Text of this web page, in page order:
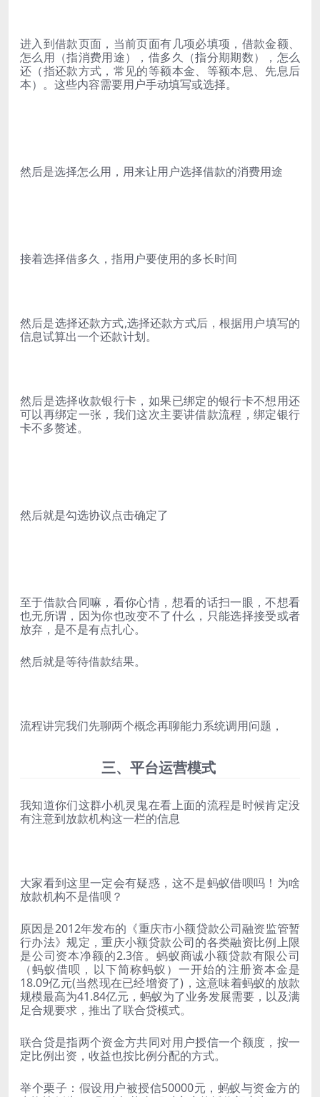
进入到借款页面，当前页面有几项必填项，借款金额、
怎么用（指消费用途），借多久（指分期期数），怎么
还（指还款方式，常见的等额本金、等额本息、先息后
本）。这些内容需要用户手动填写或选择。
然后是选择怎么用，用来让用户选择借款的消费用途
接着选择借多久，指用户要使用的多长时间
然后是选择还款方式,选择还款方式后，根据用户填写的
信息试算出一个还款计划。
然后是选择收款银行卡，如果已绑定的银行卡不想用还
可以再绑定一张，我们这次主要讲借款流程，绑定银行
卡不多赘述。
然后就是勾选协议点击确定了
至于借款合同嘛，看你心情，想看的话扫一眼，不想看
也无所谓，因为你也改变不了什么，只能选择接受或者
放弃，是不是有点扎心。
然后就是等待借款结果。
流程讲完我们先聊两个概念再聊能力系统调用问题，
三、平台运营模式
我知道你们这群小机灵鬼在看上面的流程是时候肯定没
有注意到放款机构这一栏的信息
大家看到这里一定会有疑惑，这不是蚂蚁借呗吗！为啥
放款机构不是借呗？
原因是2012年发布的《重庆市小额贷款公司融资监管暂
行办法》规定，重庆小额贷款公司的各类融资比例上限
是公司资本净额的2.3倍。蚂蚁商诚小额贷款有限公司
（蚂蚁借呗，以下简称蚂蚁）一开始的注册资本金是
18.09亿元(当然现在已经增资了)，这意味着蚂蚁的放款
规模最高为41.84亿元，蚂蚁为了业务发展需要，以及满
足合规要求，推出了联合贷模式。
联合贷是指两个资金方共同对用户授信一个额度，按一
定比例出资，收益也按比例分配的方式。
举个栗子：假设用户被授信50000元，蚂蚁与资金方的